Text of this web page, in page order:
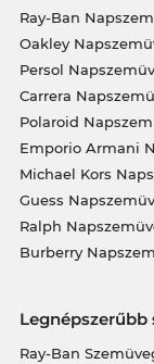
Ray-Ban
Oakley
Persol
Carrera
Polaroid
Emporio Armani
Michael Kors
Guess
Ralph
Burberry
Ray-Ban